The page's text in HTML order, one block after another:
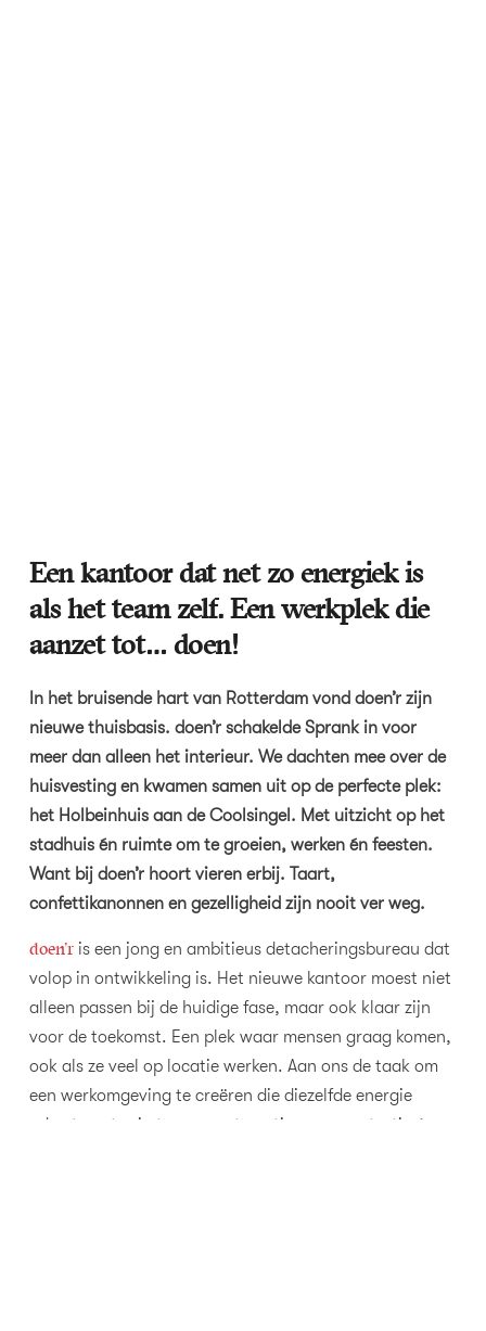
Een kantoor dat net zo energiek is
als het team zelf. Een werkplek die
aanzet tot… doen!
In het bruisende hart van Rotterdam vond doen’r zijn
nieuwe thuisbasis. doen’r schakelde Sprank in voor
meer dan alleen het interieur. We dachten mee over de
huisvesting en kwamen samen uit op de perfecte plek:
het Holbeinhuis aan de Coolsingel. Met uitzicht op het
stadhuis én ruimte om te groeien, werken én feesten.
Want bij doen’r hoort vieren erbij. Taart,
confettikanonnen en gezelligheid zijn nooit ver weg.
doen’ris een jong en ambitieus detacheringsbureau dat
volop in ontwikkeling is. Het nieuwe kantoor moest niet
alleen passen bij de huidige fase, maar ook klaar zijn
voor de toekomst. Een plek waar mensen graag komen,
ook als ze veel op locatie werken. Aan ons de taak om
een werkomgeving te creëren die diezelfde energie
ademt, met ruimte voor ontmoeting, concentratie én